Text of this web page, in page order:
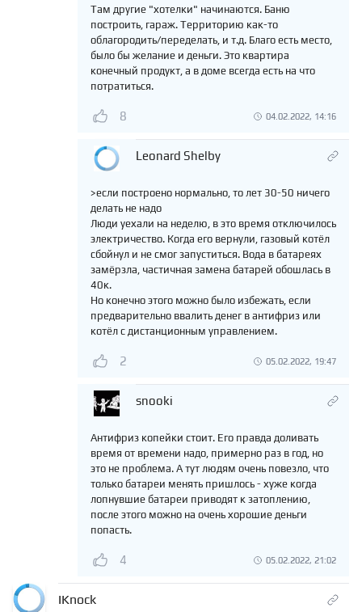
Там другие "хотелки" начинаются. Баню
построить, гараж. Территорию как-то
облагородить/переделать, и т.д. Благо есть место,
было бы желание и деньги. Это квартира
конечный продукт, а в доме всегда есть на что
потратиться.
8 04.02.2022, 14:16
Leonard Shelby
>если построено нормально, то лет 30-50 ничего
делать не надо
Люди уехали на неделю, в это время отключилось
электричество. Когда его вернули, газовый котёл
сбойнул и не смог запуститься. Вода в батареях
замёрзла, частичная замена батарей обошлась в
40к.
Но конечно этого можно было избежать, если
предварительно ввалить денег в антифриз или
котёл с дистанционным управлением.
2 05.02.2022, 19:47
snooki
Антифриз копейки стоит. Его правда доливать
время от времени надо, примерно раз в год, но
это не проблема. А тут людям очень повезло, что
только батареи менять пришлось - хуже когда
лопнувшие батареи приводят к затоплению,
после этого можно на очень хорошие деньги
попасть.
4 05.02.2022, 21:02
IKnock